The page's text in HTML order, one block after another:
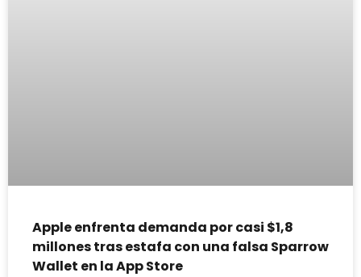
Apple enfrenta demanda por casi $1,8
millones tras estafa con una falsa Sparrow
Wallet en la App Store